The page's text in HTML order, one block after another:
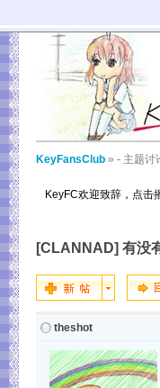
KeyFansClub » - 主题讨
KeyFC欢迎致辞，点击
[CLANNAD] 有没
theshot